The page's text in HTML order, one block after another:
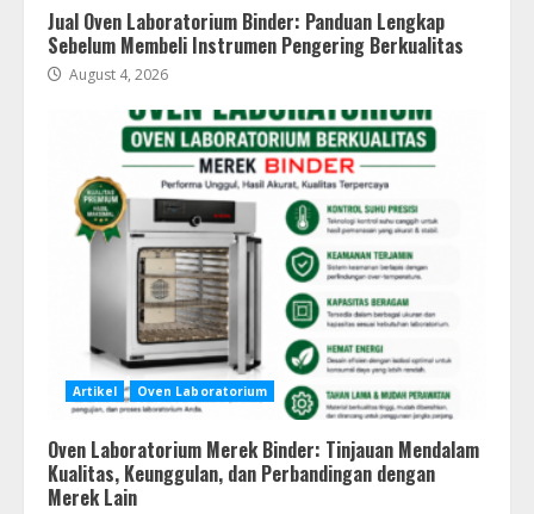
Jual Oven Laboratorium Binder: Panduan Lengkap
Sebelum Membeli Instrumen Pengering Berkualitas
August 4, 2026
Artikel Oven Laboratorium
Oven Laboratorium Merek Binder: Tinjauan Mendalam
Kualitas, Keunggulan, dan Perbandingan dengan
Merek Lain